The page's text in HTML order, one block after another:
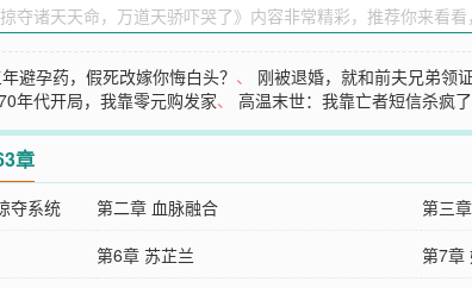
避孕药，假死改嫁你悔白头？ 、 刚被退婚，就和前夫兄弟领
年代开局，我靠零元购发家、高温末世：我靠亡者短信杀疯了
章
夺系统 第二章 血脉融合 第三
第6章 苏芷兰 第7章